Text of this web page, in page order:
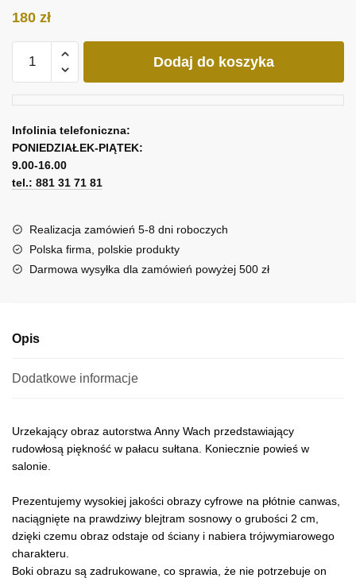
180 zł
Replika
Tajemnice
Bosforu
Dodaj do koszyka
Infolinia telefoniczna:
PONIEDZIAŁEK-PIĄTEK:
9.00-16.00
tel.: 881 31 71 81
Realizacja zamówień 5-8 dni roboczych
Polska firma, polskie produkty
Darmowa wysyłka dla zamówień powyżej 500 zł
Opis
Dodatkowe informacje
Urzekający obraz autorstwa Anny Wach przedstawiający
rudowłosą piękność w pałacu sułtana. Koniecznie powieś w
salonie.
Prezentujemy wysokiej jakości obrazy cyfrowe na płótnie canwas,
naciągnięte na prawdziwy blejtram sosnowy o grubości 2 cm,
dzięki czemu obraz odstaje od ściany i nabiera trójwymiarowego
charakteru.
Boki obrazu są zadrukowane, co sprawia, że nie potrzebuje on